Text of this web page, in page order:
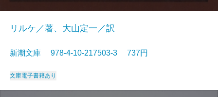
リルケ／著、大山定一／訳
新潮文庫 978-4-10-217503-3 737円
文庫電子書籍あり